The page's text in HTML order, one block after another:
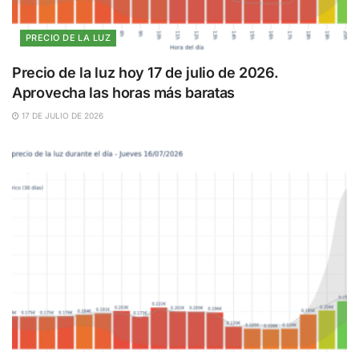
PRECIO DE LA LUZ
Precio de la luz hoy 17 de julio de 2026.
Aprovecha las horas más baratas
17 DE JULIO DE 2026